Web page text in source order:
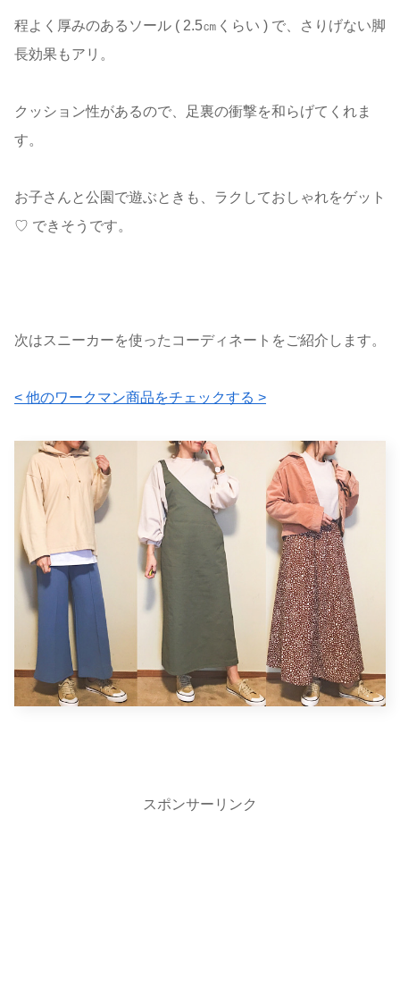
程よく厚みのあるソール ( 2.5㎝くらい ) で、さりげない脚
長効果もアリ。
クッション性があるので、足裏の衝撃を和らげてくれま
す。
お子さんと公園で遊ぶときも、ラクしておしゃれをゲット
♡ できそうです。
次はスニーカーを使ったコーディネートをご紹介します。
< 他のワークマン商品をチェックする >
スポンサーリンク